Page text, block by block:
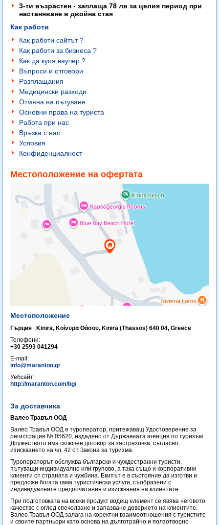
3-ти възрастен - заплаща 78 лв за целия период при
настаняване в двойна стая
Как работи
Как работи сайтът ?
Как работи за бизнеса ?
Как да купя ваучер ?
Въпроси и отговори
Разплащания
Медицински разходи
Отмяна на пътуване
Основни права на туриста
Работа при нас
Връзка с нас
Условия
Конфиденциалност
Местоположение на офертата
Местоположение
Гърция , Kinira, Κοίνυρα Θάσου, Kinira (Thassos) 640 04, Greece
Телефони:
+30 2593 041294
E-mail:
info@maranton.gr
Уебсайт:
http://maranton.com/bg/
За доставчика
Валео Травъл ООД
Валео Травъл ООД е туроператор, притежаващ Удостоверение за
регистрация № 05620, издадено от Държавната агенция по туризъм.
Дружеството има сключен договор за застраховка, съгласно
изискването на чл. 42 от Закона за туризма.
Туроператорът обслужва български и чуждестранни туристи,
пътуващи индивидуално или групово, а така също и корпоративни
клиенти от страната и чужбина. Екипът е в състояние да изготви и
предложи богата гама туристически услуги, съобразени с
индивидуалните предпочитания и изисквания на клиентите.
При подготовката на всеки продукт водещ елемент се явява неговото
качество с оглед спечелване и запазване доверието на клиентите.
Валео Травъл ООД залага на коректни взаимоотношения с туристите
и своите партньори като основа на дълготрайно и ползотворно